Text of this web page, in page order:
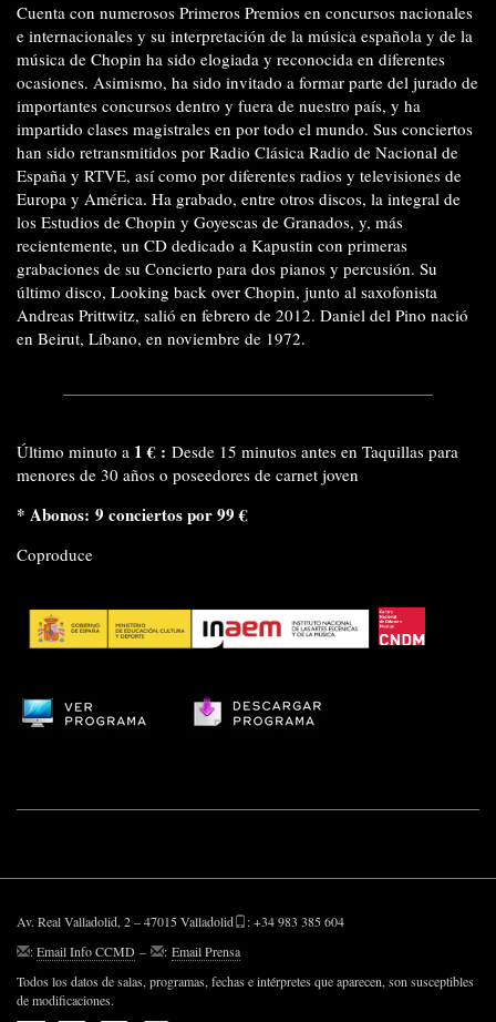
Cuenta con numerosos Primeros Premios en concursos nacionales
e internacionales y su interpretación de la música española y de la
música de Chopin ha sido elogiada y reconocida en diferentes
ocasiones. Asimismo, ha sido invitado a formar parte del jurado de
importantes concursos dentro y fuera de nuestro país, y ha
impartido clases magistrales en por todo el mundo. Sus conciertos
han sido retransmitidos por Radio Clásica Radio de Nacional de
España y RTVE, así como por diferentes radios y televisiones de
Europa y América. Ha grabado, entre otros discos, la integral de
los Estudios de Chopin y Goyescas de Granados, y, más
recientemente, un CD dedicado a Kapustin con primeras
grabaciones de su Concierto para dos pianos y percusión. Su
último disco, Looking back over Chopin, junto al saxofonista
Andreas Prittwitz, salió en febrero de 2012. Daniel del Pino nació
en Beirut, Líbano, en noviembre de 1972.
Último minuto a 1 € : Desde 15 minutos antes en Taquillas para
menores de 30 años o poseedores de carnet joven
* Abonos: 9 conciertos por 99 €
Coproduce
Av. Real Valladolid, 2 – 47015 Valladolid
: +34 983 385 604
:Email Info CCMD – : Email Prensa
Todos los datos de salas, programas, fechas e intérpretes que aparecen, son susceptibles
de modificaciones.